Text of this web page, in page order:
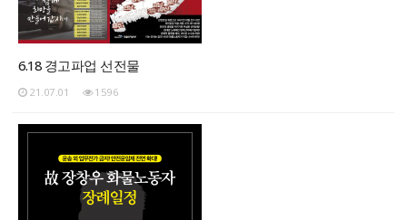
6.18 경고파업 선전물
21.07.01 1596